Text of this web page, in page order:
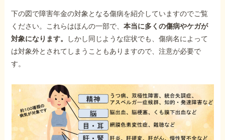
下の図で障害年金の対象となる傷病を紹介していますのでご覧
ください。これらはほんの一部で、本当に多くの傷病やケガが
対象になります。
しかし同じような症状でも、傷病名によって
は対象外とされてしまうこともありますので、注意が必要で
す。